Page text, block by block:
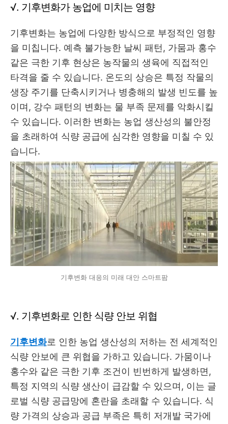
√. 기후변화가 농업에 미치는 영향
기후변화는 농업에 다양한 방식으로 부정적인 영향
을 미칩니다. 예측 불가능한 날씨 패턴, 가뭄과 홍수
같은 극한 기후 현상은 농작물의 생육에 직접적인
타격을 줄 수 있습니다. 온도의 상승은 특정 작물의
생장 주기를 단축시키거나 병충해의 발생 빈도를 높
이며, 강수 패턴의 변화는 물 부족 문제를 악화시킬
수 있습니다. 이러한 변화는 농업 생산성의 불안정
을 초래하여 식량 공급에 심각한 영향을 미칠 수 있
습니다.
기후변화 대응의 미래 대안 스마트팜
√. 기후변화로 인한 식량 안보 위협
기후변화로 인한 농업 생산성의 저하는 전 세계적인
식량 안보에 큰 위협을 가하고 있습니다. 가뭄이나
홍수와 같은 극한 기후 조건이 빈번하게 발생하면,
특정 지역의 식량 생산이 급감할 수 있으며, 이는 글
로벌 식량 공급망에 혼란을 초래할 수 있습니다. 식
량 가격의 상승과 공급 부족은 특히 저개발 국가에